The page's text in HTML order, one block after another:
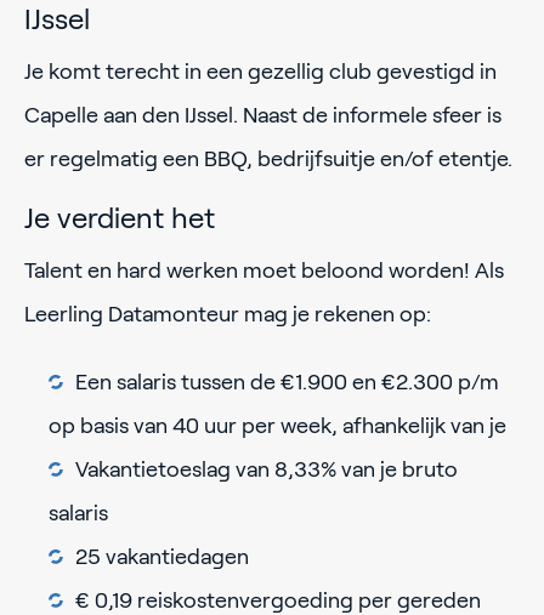
IJssel
Je komt terecht in een gezellig club gevestigd in
Capelle aan den IJssel. Naast de informele sfeer is
er regelmatig een BBQ, bedrijfsuitje en/of etentje.
Je verdient het
Talent en hard werken moet beloond worden! Als
Leerling Datamonteur mag je rekenen op:
Een salaris tussen de €1.900 en €2.300 p/m
op basis van 40 uur per week, afhankelijk van je
Vakantietoeslag van 8,33% van je bruto
salaris
25 vakantiedagen
€ 0,19 reiskostenvergoeding per gereden